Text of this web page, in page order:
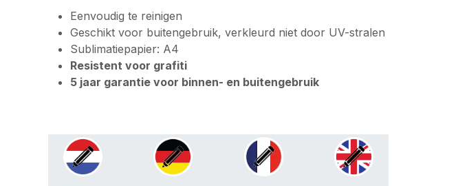
Eenvoudig te reinigen
Geschikt voor buitengebruik, verkleurd niet door UV-stralen
Sublimatiepapier: A4
Resistent voor grafiti
5 jaar garantie voor binnen- en buitengebruik